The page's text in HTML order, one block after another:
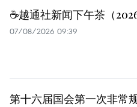
☕️越通社新闻下午茶（
07/08/2026 09:39
第十六届国会第一次非常